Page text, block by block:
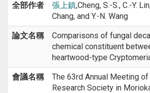
全部作者 張上鎮,Cheng, S.-S., C.-Y.
Chang, and Y.-N. Wang
論文名稱
Comparisons of fungal
chemical constituent
heartwood-type
會議名稱
The 63rd Annual Meeting
Research Society in